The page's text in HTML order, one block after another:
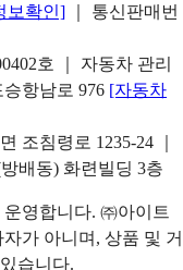
보확인]
｜ 통신판매번
호 ｜ 자동차 관리
항남로 976 [자동차
조침령로 1235-24 ｜
배동) 화련빌딩 3층
영합니다. ㈜아이트
가 아니며, 상품 및 거
습니다.